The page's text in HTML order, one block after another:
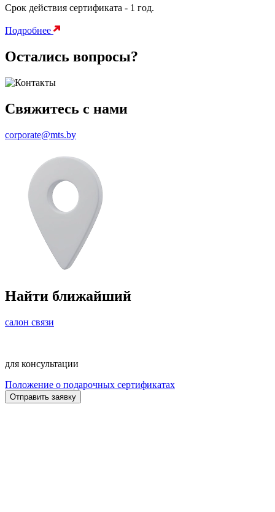
Срок действия сертификата - 1 год.
Подробнее
Остались вопросы?
Свяжитесь с нами
corporate@mts.by
Найти ближайший
салон связи
для консультации
Положение о подарочных сертификатах
Отправить заявку